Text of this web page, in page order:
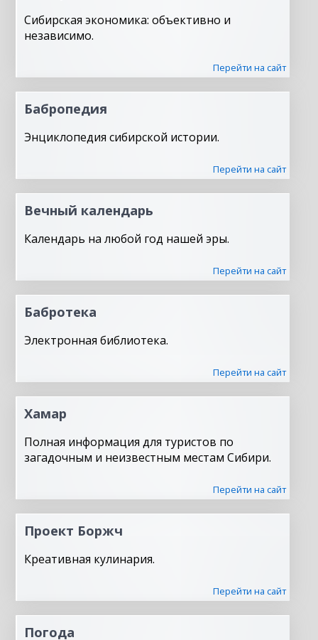
Сибирская экономика: объективно и
независимо.
Перейти на сайт
Бабропедия
Энциклопедия сибирской истории.
Перейти на сайт
Вечный календарь
Календарь на любой год нашей эры.
Перейти на сайт
Бабротека
Электронная библиотека.
Перейти на сайт
Хамар
Полная информация для туристов по
загадочным и неизвестным местам Сибири.
Перейти на сайт
Проект Боржч
Креативная кулинария.
Перейти на сайт
Погода